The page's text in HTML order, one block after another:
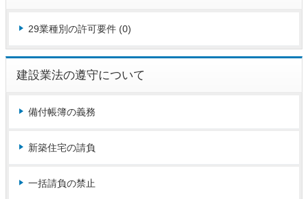
29業種別の許可要件 (0)
建設業法の遵守について
備付帳簿の義務
新築住宅の請負
一括請負の禁止